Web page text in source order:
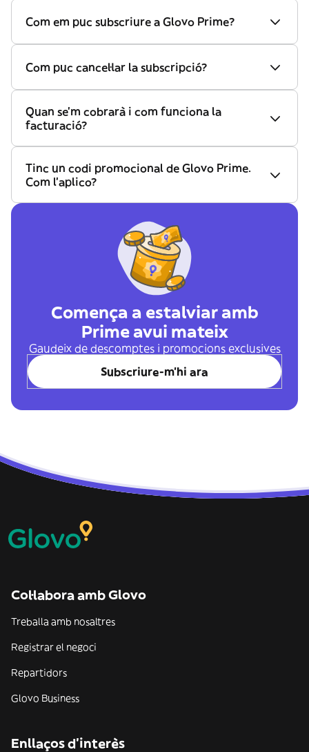
Com em puc subscriure a Glovo Prime?
Com puc cancel·lar la subscripció?
Quan se'm cobrarà i com funciona la
facturació?
Tinc un codi promocional de Glovo Prime.
Com l'aplico?
Comença a estalviar amb
Prime avui mateix
Gaudeix de descomptes i promocions exclusives
Subscriure-m'hi ara
Col·labora amb Glovo
Treballa amb nosaltres
Registrar el negoci
Repartidors
Glovo Business
Enllaços d'interès